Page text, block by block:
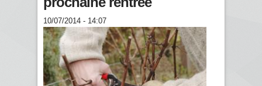
10/07/2014 - 14:07